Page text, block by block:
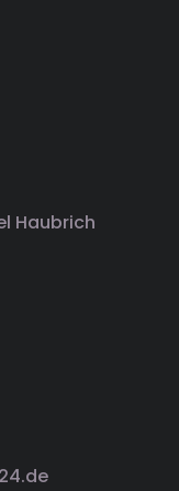
Haubrich